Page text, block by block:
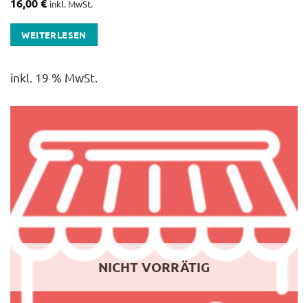
16,00€ inkl. MwSt.
WEITERLESEN
inkl. 19 % MwSt.
NICHT VORRÄTIG